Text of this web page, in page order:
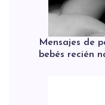
Mensajes de
bebés recién